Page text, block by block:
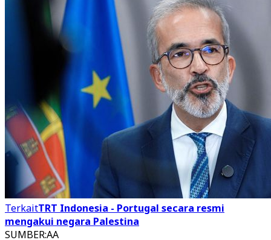
TerkaitTRT Indonesia - Portugal secara resmi
mengakui negara Palestina
SUMBER:AA